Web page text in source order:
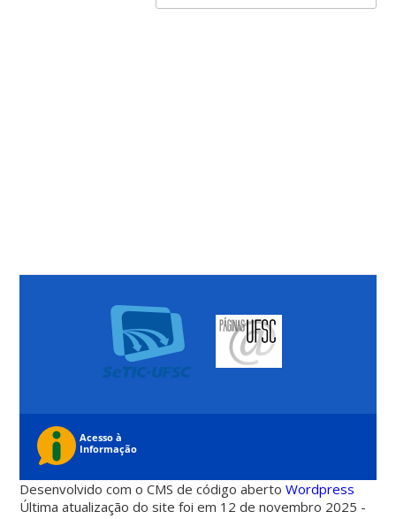
Desenvolvido com o CMS de código abertoWordpress
Última atualização do site foi em 12 de novembro 2025 -